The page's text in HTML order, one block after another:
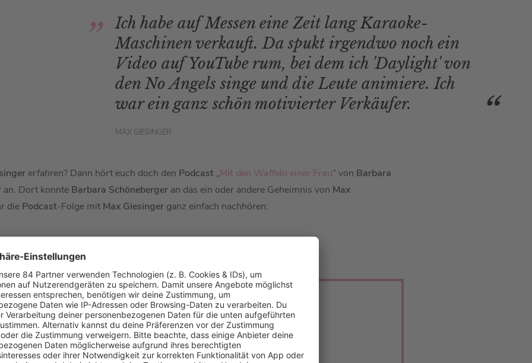
Ich habe auf Messen eine Zeit lang Karaoke-
Maschinen verkauft. Da spukt irgendwo noch ein
Video auf YouTube rum, bei dem ich 'Daylight' von
den No Angels singe und die Leute animiere. Ich
war ein ganz schön motivierter Verkäufer.
MAX GIESINGER
erfahren? Dann hört euch doch den Podcast „Mit den Waffeln einer Frau“ von Barbara
an. Dort konnte Barbara Schöneberger an das ein oder andere Geheimnis von Max
die Podcast-Folge mit Max Giesinger ganz einfach nachhören:
Folge 72 | 30.03.2020 | 48:08
MAX GIESINGER